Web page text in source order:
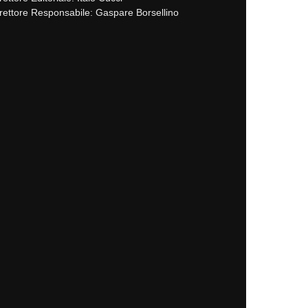
Responsabile: Gaspare Borsellino